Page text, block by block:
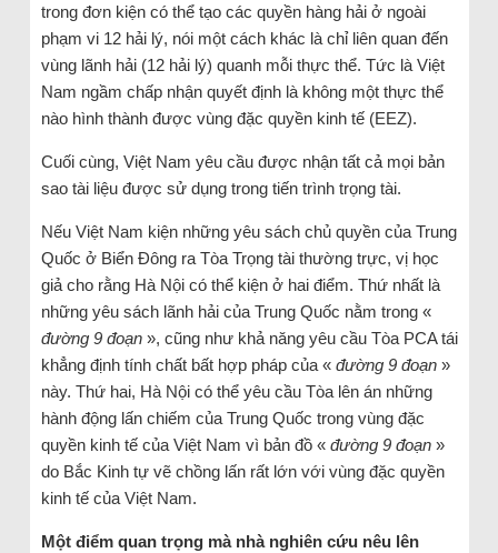
trong đơn kiện có thể tạo các quyền hàng hải ở ngoài
phạm vi 12 hải lý, nói một cách khác là chỉ liên quan đến
vùng lãnh hải (12 hải lý) quanh mỗi thực thể. Tức là Việt
Nam ngầm chấp nhận quyết định là không một thực thể
nào hình thành được vùng đặc quyền kinh tế (EEZ).
Cuối cùng, Việt Nam yêu cầu được nhận tất cả mọi bản
sao tài liệu được sử dụng trong tiến trình trọng tài.
Nếu Việt Nam kiện những yêu sách chủ quyền của Trung
Quốc ở Biển Đông ra Tòa Trọng tài thường trực, vị học
giả cho rằng Hà Nội có thể kiện ở hai điểm. Thứ nhất là
những yêu sách lãnh hải của Trung Quốc nằm trong «
đường 9 đoạn», cũng như khả năng yêu cầu Tòa PCA tái
khẳng định tính chất bất hợp pháp của « đường 9 đoạn»
này. Thứ hai, Hà Nội có thể yêu cầu Tòa lên án những
hành động lấn chiếm của Trung Quốc trong vùng đặc
quyền kinh tế của Việt Nam vì bản đồ « đường 9 đoạn»
do Bắc Kinh tự vẽ chồng lấn rất lớn với vùng đặc quyền
kinh tế của Việt Nam.
Một điểm quan trọng mà nhà nghiên cứu nêu lên